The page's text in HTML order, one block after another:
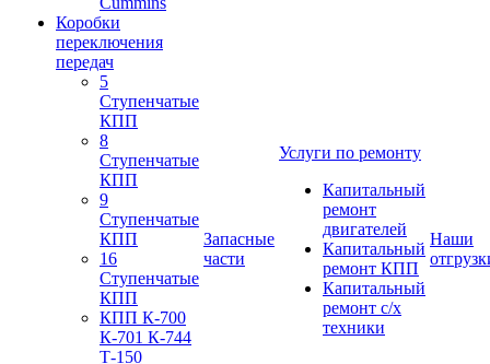
Коробки
переключения
передач
5
Ступенчатые
КПП
8
Ступенчатые
КПП
9
Ступенчатые
КПП
16
Ступенчатые
КПП
КПП К-700
К-701 К-744
Т-150
Запасные
части
Услуги по ремонту
Капитальный
ремонт
двигателей
Капитальный
ремонт КПП
Капитальный
ремонт с/х
техники
Наши